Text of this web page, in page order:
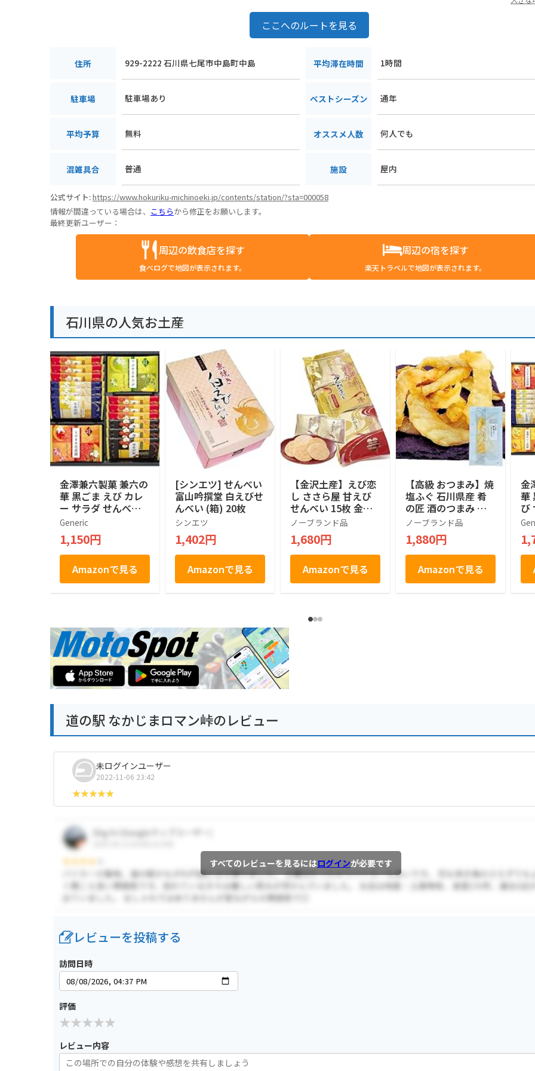
ここへのルートを見る
住所 929-2222 石川県七尾市中島町中島 平均滞在時間 1時間
駐車場 駐車場あり ベストシーズン 通年
平均予算 無料 オススメ人数 何人でも
混雑具合 普通 施設 屋内
公式サイト:https://www.hokuriku-michinoeki.jp/contents/station/?sta=000058
情報が間違っている場合は、 こちらから修正をお願いします。
最終更新ユーザー：
周辺の飲食店を探す
食べログで地図が表示されます。
周辺の宿を探す
楽天トラベルで地図が表示されます。
石川県の人気お土産
金澤兼六製菓 兼六の
華 黒ごま えび カレ
ー サラダ せんべい
詰め合わせ 人気 5種
類18枚入り 個包装
ラッピング済 贈り物
ギフト KRN-10R
Generic
1,150円
Amazonで見る
[シンエツ] せんべい
富山吟撰堂 白えびせ
んべい (箱) 20枚
シンエツ
1,402円
Amazonで見る
【金沢土産】えび恋
し ささら屋 甘えび
せんべい 15枚 金沢
港 水揚げ 甘エビ 石
川 ギフト (15枚)
ノーブランド品
1,680円
Amazonで見る
【高級 おつまみ】焼
塩ふぐ 石川県産 肴
の匠 酒のつまみ ギ
フト 贈り物 珍味 北
陸 石川 ホクチン 35
g
ノーブランド品
1,880円
Amazonで見る
金
華
び
詰
類
ラ
ギ
道の駅 なかじまロマン峠のレビュー
未ログインユーザー
2022-11-06 23:42
すべてのレビューを見るにはログインが必要です
レビューを投稿する
訪問日時
評価
レビュー内容